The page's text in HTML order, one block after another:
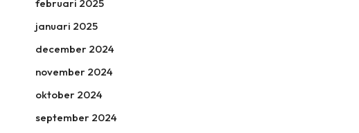
februari 2025
januari 2025
december 2024
november 2024
oktober 2024
september 2024